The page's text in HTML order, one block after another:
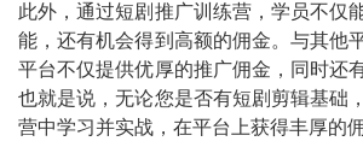
此外，通过短剧推广训练营，学员不仅
能，还有机会得到高额的佣金。与其他
平台不仅提供优厚的推广佣金，同时还
也就是说，无论您是否有短剧剪辑基础
营中学习并实战，在平台上获得丰厚的